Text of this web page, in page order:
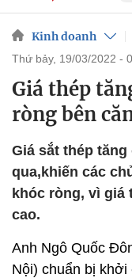
Kinh doanh
thứ bảy, 19/03/2022 -
Giá thép
ròng bên
Giá sắt thép
qua,khiến các
khóc ròng, vì giá
cao.
Anh Ngô Quốc
Nội) chuẩn bị